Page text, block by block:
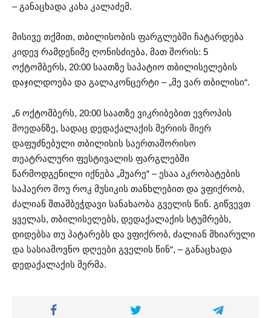
– განაცხადა კახა კალაძემ.
მისივე თქმით, თბილისობის ფარგლებში ჩატარდება
კიდევ რამდენიმე ღონისძიება, მათ შორის: 5
ოქტომბერს, 20:00 საათზე საპატიო თბილისელების
დაჯილდოება და გალაკონცერტი – „მე ვარ თბილისი“.
„6 ოქტომბერს, 20:00 საათზე ვიკრიბებით ევროპის
მოედანზე, სადაც დედაქალაქის მერიის მიერ
დაფუძნებული თბილისის საერთაშორისო
თეატრალური ფესტივალის ფარგლებში
წარმოდგენილი იქნება „მუარე“ – ესაა აკრობატების
საჰაერო შოუ როკ მუსიკის თანხლებით და ვფიქრობ,
ძალიან შთამბეჭდავი სანახაობა გველის წინ. გიწვევთ
ყველას, თბილისელებს, დედაქალაქის სტუმრებს,
დიდებსა თუ პატარებს და ვფიქრობ, ძალიან მხიარული
და სასიამოვნო დღეები გველის წინ“, – განაცხადა
დედაქალაქის მერმა.